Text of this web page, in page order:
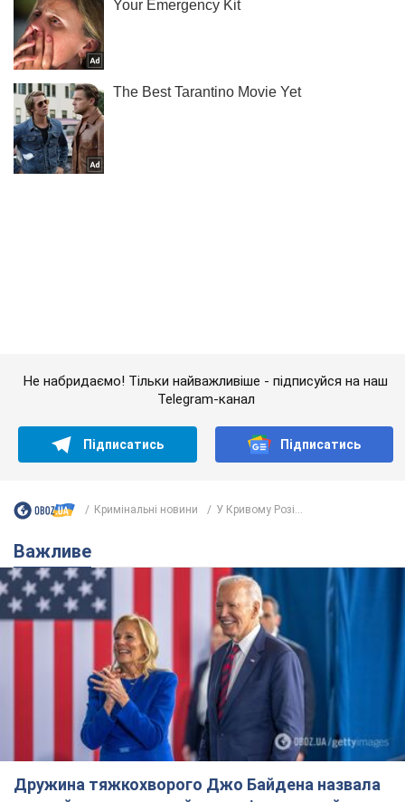
Важливе
Дружина тяжкохворого Джо Байдена назвала
перший симптом, який сигналізував про його
"агресивний" рак
Спершу лікарі не надали цьому належної уваги
6.08.2026 12:46 15,6 т.
Відпустка Лесі Нікітюк у Карпатах
обернулася скандалом: чому ведучу